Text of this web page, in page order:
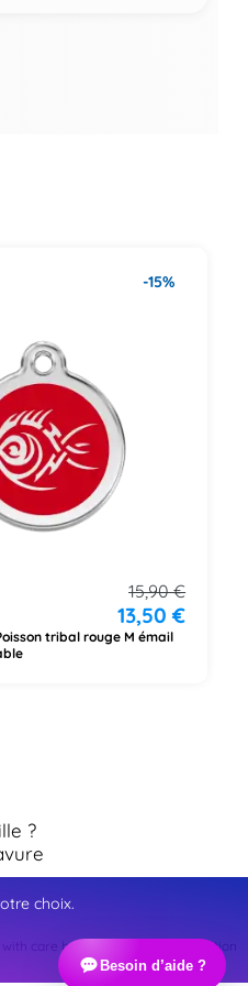
-15%
15,90€
13,50€
tribal rouge M émail
?
with care by Webinart Communication
Besoin d’aide ?
choix.